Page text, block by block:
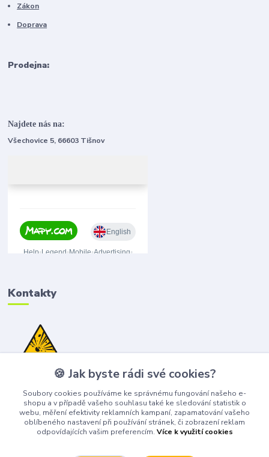
Zákon
Doprava
Prodejna:
Najdete nás na:
Všechovice 5, 66603 Tišnov
Kontakty
(+420) 776 075 751
obchod@bangshop.cz
🍪 Jak byste rádi své cookies?
Soubory cookies používáme ke správnému fungování našeho e-
shopu a v případě vašeho souhlasu také ke sledování statistik o
webu, měření efektivity reklamních kampaní, zapamatování vašeho
oblíbeného nastavení při používání stránek, či zobrazení reklam
odpovídajících vašim preferencím. Více k využití cookies